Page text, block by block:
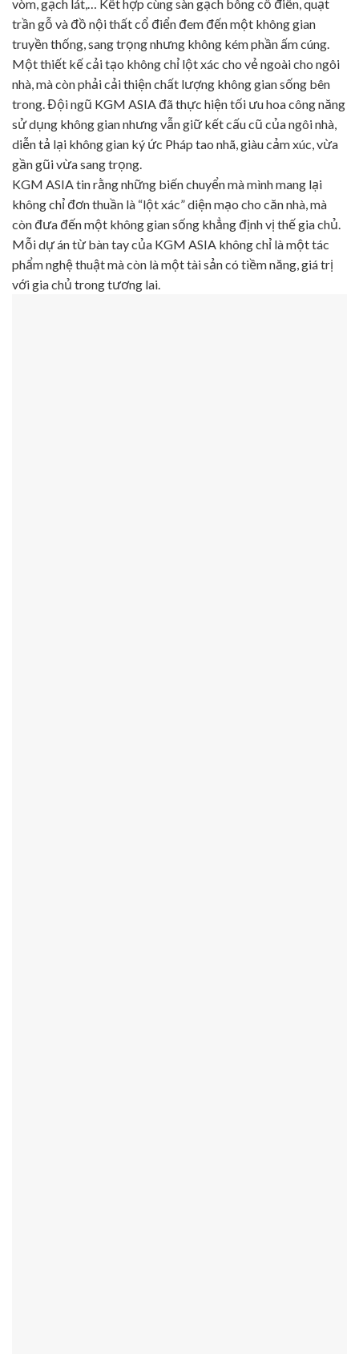
vòm, gạch lát,… Kết hợp cùng sàn gạch bông cổ điển, quạt
trần gỗ và đồ nội thất cổ điển đem đến một không gian
truyền thống, sang trọng nhưng không kém phần ấm cúng.
Một thiết kế cải tạo không chỉ lột xác cho vẻ ngoài cho ngôi
nhà, mà còn phải cải thiện chất lượng không gian sống bên
trong. Đội ngũ KGM ASIA đã thực hiện tối ưu hoa công năng
sử dụng không gian nhưng vẫn giữ kết cấu cũ của ngôi nhà,
diễn tả lại không gian ký ức Pháp tao nhã, giàu cảm xúc, vừa
gần gũi vừa sang trọng.
KGM ASIA tin rằng những biến chuyển mà mình mang lại
không chỉ đơn thuần là “lột xác” diện mạo cho căn nhà, mà
còn đưa đến một không gian sống khẳng định vị thế gia chủ.
Mỗi dự án từ bàn tay của KGM ASIA không chỉ là một tác
phẩm nghệ thuật mà còn là một tài sản có tiềm năng, giá trị
với gia chủ trong tương lai.